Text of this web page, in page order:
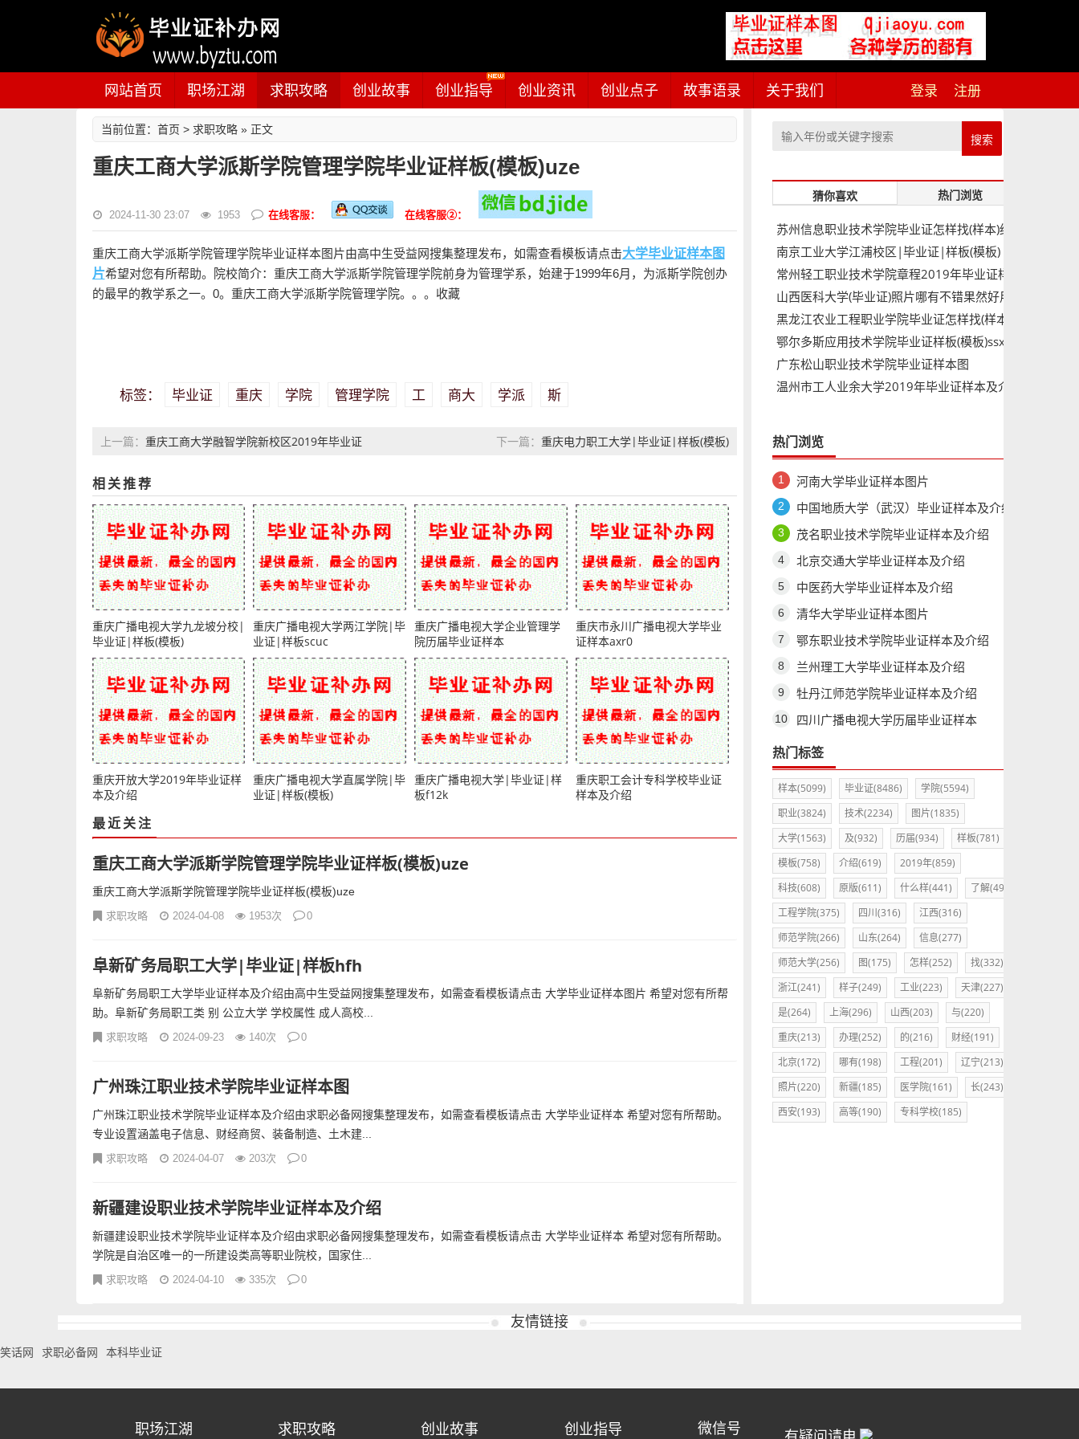
网站首页 职场江湖 求职攻略 创业故事 创业指导 创业资讯 创业点子 故事语录 关于我们 登录 注册
当前位置： 首页 > 求职攻略» 正文
重庆工商大学派斯学院管理学院毕业证样板(模板)uze
2024-11-30 23:07 1953 在线客服： 在线客服②：
重庆工商大学派斯学院管理学院毕业证样本图片由高中生受益网搜集整理发布，如需查看模板请点击大学毕业证样本图
片希望对您有所帮助。院校简介：重庆工商大学派斯学院管理学院前身为管理学系，始建于1999年6月，为派斯学院创办
的最早的教学系之一。0。重庆工商大学派斯学院管理学院。。。收藏
标签： 毕业证 重庆 学院 管理学院 工 商大 学派 斯
上一篇： 重庆工商大学融智学院新校区2019年毕业证
下一篇： 重庆电力职工大学|毕业证|样板(模板)
相关推荐
重庆广播电视大学九龙坡分校|
毕业证|样板(模板)
重庆广播电视大学两江学院|毕
业证|样板scuc
重庆广播电视大学企业管理学
院历届毕业证样本
重庆市永川广播电视大学毕业
证样本axr0
重庆开放大学2019年毕业证样
本及介绍
重庆广播电视大学直属学院|毕
业证|样板(模板)
重庆广播电视大学|毕业证|样
板f12k
重庆职工会计专科学校毕业证
样本及介绍
最近关注
重庆工商大学派斯学院管理学院毕业证样板(模板)uze
重庆工商大学派斯学院管理学院毕业证样板(模板)uze
求职攻略 2024-04-08 1953次 0
阜新矿务局职工大学|毕业证|样板hfh
阜新矿务局职工大学毕业证样本及介绍由高中生受益网搜集整理发布，如需查看模板请点击 大学毕业证样本图片 希望对您有所帮
助。阜新矿务局职工类 别 公立大学 学校属性 成人高校...
求职攻略 2024-09-23 140次 0
广州珠江职业技术学院毕业证样本图
广州珠江职业技术学院毕业证样本及介绍由求职必备网搜集整理发布，如需查看模板请点击 大学毕业证样本 希望对您有所帮助。
专业设置涵盖电子信息、财经商贸、装备制造、土木建...
求职攻略 2024-04-07 203次 0
新疆建设职业技术学院毕业证样本及介绍
新疆建设职业技术学院毕业证样本及介绍由求职必备网搜集整理发布，如需查看模板请点击 大学毕业证样本 希望对您有所帮助。
学院是自治区唯一的一所建设类高等职业院校，国家住...
求职攻略 2024-04-10 335次 0
搜索
猜你喜欢 热门浏览
苏州信息职业技术学院毕业证怎样找(样本)绝
对靠谱
南京工业大学江浦校区|毕业证|样板(模板)
常州轻工职业技术学院章程2019年毕业证样
本图片
山西医科大学(毕业证)照片哪有不错果然好用
黑龙江农业工程职业学院毕业证怎样找(样本)
绝对靠谱
鄂尔多斯应用技术学院毕业证样板(模板)ssx
广东松山职业技术学院毕业证样本图
温州市工人业余大学2019年毕业证样本及介
热门浏览
河南大学毕业证样本图片
中国地质大学（武汉）毕业证样本及介绍
茂名职业技术学院毕业证样本及介绍
北京交通大学毕业证样本及介绍
中医药大学毕业证样本及介绍
清华大学毕业证样本图片
鄂东职业技术学院毕业证样本及介绍
兰州理工大学毕业证样本及介绍
牡丹江师范学院毕业证样本及介绍
四川广播电视大学历届毕业证样本
热门标签
样本(5099) 毕业证(8486)
学院(5594)
职业(3824)
技术(2234)
图片(1835)
大学(1563)
及(932) 历届(934)
样板(781)
模板(758)
介绍(619)
2019年(859)
科技(608)
原版(611) 什么样(441)
了解(495)
工程学院(375)
四川(316)
江西(316)
师范学院(266)
山东(264)
信息(277)
师范大学(256)
图(175) 怎样(252)
找(332)
浙江(241)
样子(249) 工业(223)
天津(227)
是(264)
上海(296) 山西(203)
与(220)
重庆(213)
办理(252) 的(216)
财经(191)
北京(172)
哪有(198) 工程(201)
辽宁(213)
照片(220)
新疆(185) 医学院(161)
长(243)
西安(193)
高等(190) 专科学校(185)
友情链接
笑话网 求职必备网 本科毕业证
职场江湖 求职攻略 创业故事 创业指导 微信号